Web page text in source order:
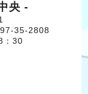
央 -
35-2808
：30